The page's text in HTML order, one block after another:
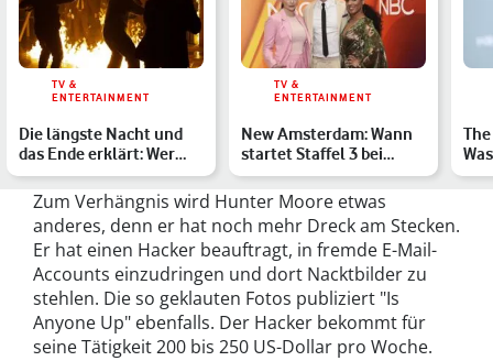
TV &
ENTERTAINMENT
Die längste Nacht und
das Ende erklärt: Wer
überlebt den Angriff?
TV &
ENTERTAINMENT
New Amsterdam: Wann
startet Staffel 3 bei
Netflix?
die
Zum Verhängnis wird Hunter Moore etwas
anderes, denn er hat noch mehr Dreck am Stecken.
Er hat einen Hacker beauftragt, in fremde E-Mail-
Accounts einzudringen und dort Nacktbilder zu
stehlen. Die so geklauten Fotos publiziert "Is
Anyone Up" ebenfalls. Der Hacker bekommt für
seine Tätigkeit 200 bis 250 US-Dollar pro Woche.